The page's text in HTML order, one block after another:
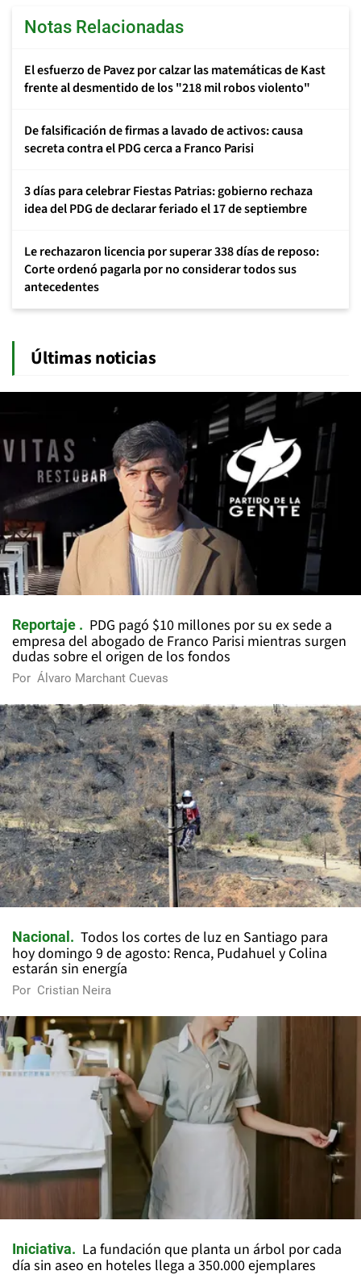
Notas Relacionadas
El esfuerzo de Pavez por calzar las matemáticas de Kast
frente al desmentido de los "218 mil robos violento"
De falsificación de firmas a lavado de activos: causa
secreta contra el PDG cerca a Franco Parisi
3 días para celebrar Fiestas Patrias: gobierno rechaza
idea del PDG de declarar feriado el 17 de septiembre
Le rechazaron licencia por superar 338 días de reposo:
Corte ordenó pagarla por no considerar todos sus
antecedentes
Últimas noticias
Reportaje
PDG pagó $10 millones por su ex sede a
empresa del abogado de Franco Parisi mientras surgen
dudas sobre el origen de los fondos
Por Álvaro Marchant Cuevas
Nacional
Todos los cortes de luz en Santiago para
hoy domingo 9 de agosto: Renca, Pudahuel y Colina
estarán sin energía
Por Cristian Neira
Iniciativa
La fundación que planta un árbol por cada
día sin aseo en hoteles llega a 350.000 ejemplares